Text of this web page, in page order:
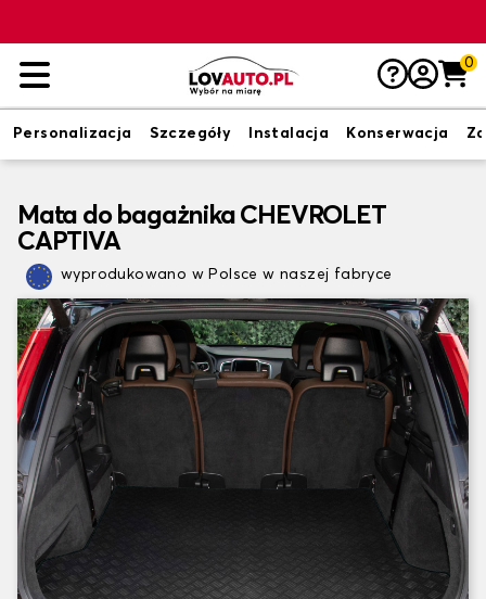
0
Personalizacja Szczegóły Instalacja Konserwacja
Mata do bagażnika CHEVROLET
CAPTIVA
wyprodukowano w Polsce w naszej fabryce